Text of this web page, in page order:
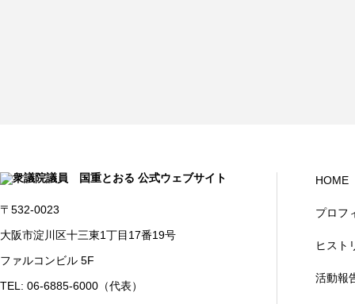
〒532-0023
大阪市淀川区十三東1丁目17番19号
ファルコンビル 5F
TEL: 06-6885-6000（代表）
HOME
プロフ
ヒスト
活動報